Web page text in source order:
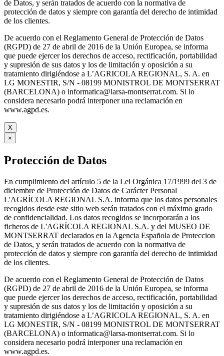
de Datos, y serán tratados de acuerdo con la normativa de
protección de datos y siempre con garantía del derecho de intimidad
de los clientes.
De acuerdo con el Reglamento General de Protección de Datos
(RGPD) de 27 de abril de 2016 de la Unión Europea, se informa
que puede ejercer los derechos de acceso, rectificación, portabilidad
y supresión de sus datos y los de limitación y oposición a su
tratamiento dirigiéndose a L’AGRICOLA REGIONAL, S. A. en
LG MONESTIR, S/N - 08199 MONISTROL DE MONTSERRAT
(BARCELONA) o informatica@larsa-montserrat.com. Si lo
considera necesario podrá interponer una reclamación en
www.agpd.es.
X
×
Protección de Datos
En cumplimiento del artículo 5 de la Lei Orgánica 17/1999 del 3 de
diciembre de Protección de Datos de Carácter Personal
L'AGRÍCOLA REGIONAL S.A. informa que los datos personales
recogidos desde este sitio web serán tratados con el máximo grado
de confidencialidad. Los datos recogidos se incorporarán a los
ficheros de L'AGRÍCOLA REGIONAL S.A. y del MUSEO DE
MONTSERRAT declarados en la Agencia Española de Proteccion
de Datos, y serán tratados de acuerdo con la normativa de
protección de datos y siempre con garantía del derecho de intimidad
de los clientes.
De acuerdo con el Reglamento General de Protección de Datos
(RGPD) de 27 de abril de 2016 de la Unión Europea, se informa
que puede ejercer los derechos de acceso, rectificación, portabilidad
y supresión de sus datos y los de limitación y oposición a su
tratamiento dirigiéndose a L’AGRICOLA REGIONAL, S. A. en
LG MONESTIR, S/N - 08199 MONISTROL DE MONTSERRAT
(BARCELONA) o informatica@larsa-montserrat.com. Si lo
considera necesario podrá interponer una reclamación en
www.agpd.es.